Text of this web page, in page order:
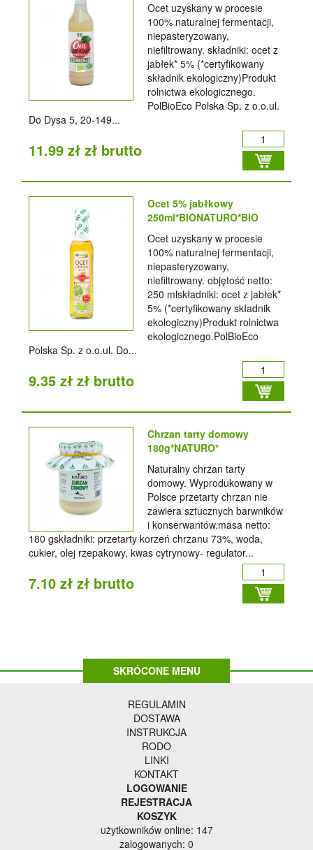
Ocet uzyskany w procesie
100% naturalnej fermentacji,
niepasteryzowany,
niefiltrowany. składniki: ocet z
jabłek* 5% (*certyfikowany
składnik ekologiczny)Produkt
rolnictwa ekologicznego.
PolBioEco Polska Sp. z o.o.ul.
Do Dysa 5, 20-149...
11.99 zł zł brutto
Ocet 5% jabłkowy
250ml*BIONATURO*BIO
Ocet uzyskany w procesie
100% naturalnej fermentacji,
niepasteryzowany,
niefiltrowany. objętość netto:
250 mlskładniki: ocet z jabłek*
5% (*certyfikowany składnik
ekologiczny)Produkt rolnictwa
ekologicznego.PolBioEco
Polska Sp. z o.o.ul. Do...
9.35 zł zł brutto
Chrzan tarty domowy
180g*NATURO*
Naturalny chrzan tarty
domowy. Wyprodukowany w
Polsce przetarty chrzan nie
zawiera sztucznych barwników
i konserwantów.masa netto:
180 gskładniki: przetarty korzeń chrzanu 73%, woda,
cukier, olej rzepakowy, kwas cytrynowy- regulator...
7.10 zł zł brutto
SKRÓCONE MENU
REGULAMIN
DOSTAWA
INSTRUKCJA
RODO
LINKI
KONTAKT
LOGOWANIE
REJESTRACJA
KOSZYK
użytkowników online: 147
zalogowanych: 0